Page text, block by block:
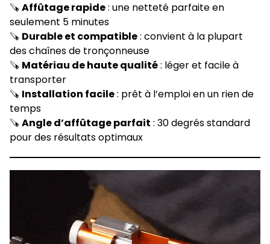
🪚Affûtage rapide: une netteté parfaite en
seulement 5 minutes
🪚 Durable et compatible: convient à la plupart
des chaînes de tronçonneuse
🪚 Matériau de haute qualité: léger et facile à
transporter
🪚 Installation facile: prêt à l’emploi en un rien de
temps
🪚Angle d’affûtage parfait : 30 degrés standard
pour des résultats optimaux